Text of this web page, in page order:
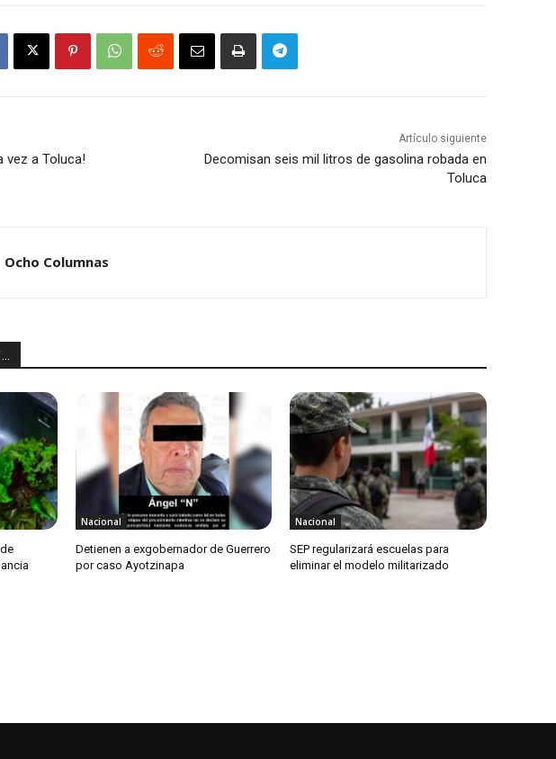
vez a Toluca!
Artículo siguiente
Decomisan seis mil litros de gasolina robada en
Toluca
Ocho Columnas
Nacional
Detienen a exgobernador de Guerrero
por caso Ayotzinapa
Nacional
SEP regularizará escuelas para
eliminar el modelo militarizado